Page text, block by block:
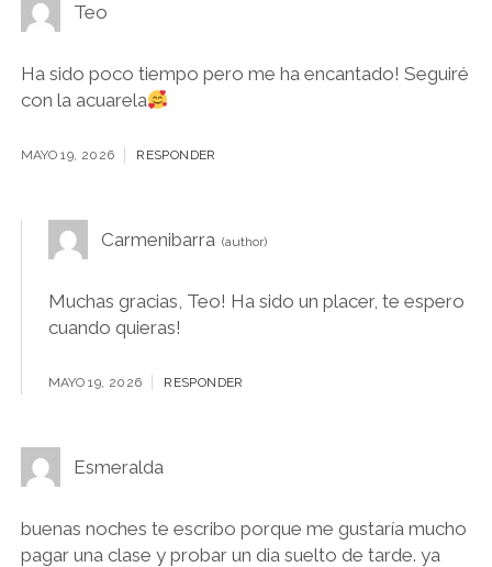
Teo
Ha sido poco tiempo pero me ha encantado! Seguiré
con la acuarela
MAYO 19, 2026 RESPONDER
Carmenibarra
Muchas gracias, Teo! Ha sido un placer, te espero
cuando quieras!
MAYO 19, 2026 RESPONDER
Esmeralda
buenas noches te escribo porque me gustaría mucho
pagar una clase y probar un dia suelto de tarde. ya